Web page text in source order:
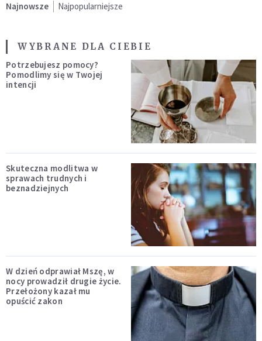
Najnowsze Najpopularniejsze
WYBRANE DLA CIEBIE
Potrzebujesz pomocy?
Pomodlimy się w Twojej
intencji
Skuteczna modlitwa w
sprawach trudnych i
beznadziejnych
W dzień odprawiał Mszę, w
nocy prowadził drugie życie.
Przełożony kazał mu
opuścić zakon